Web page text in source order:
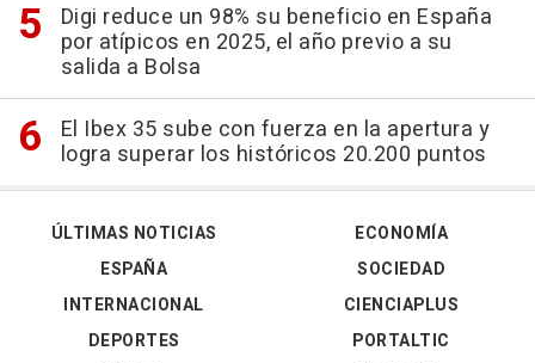
Digi reduce un 98% su beneficio en España
por atípicos en 2025, el año previo a su
salida a Bolsa
El Ibex 35 sube con fuerza en la apertura y
logra superar los históricos 20.200 puntos
ÚLTIMAS NOTICIAS
ESPAÑA
INTERNACIONAL
DEPORTES
ECONOMÍA
SOCIEDAD
CIENCIAPLUS
PORTALTIC